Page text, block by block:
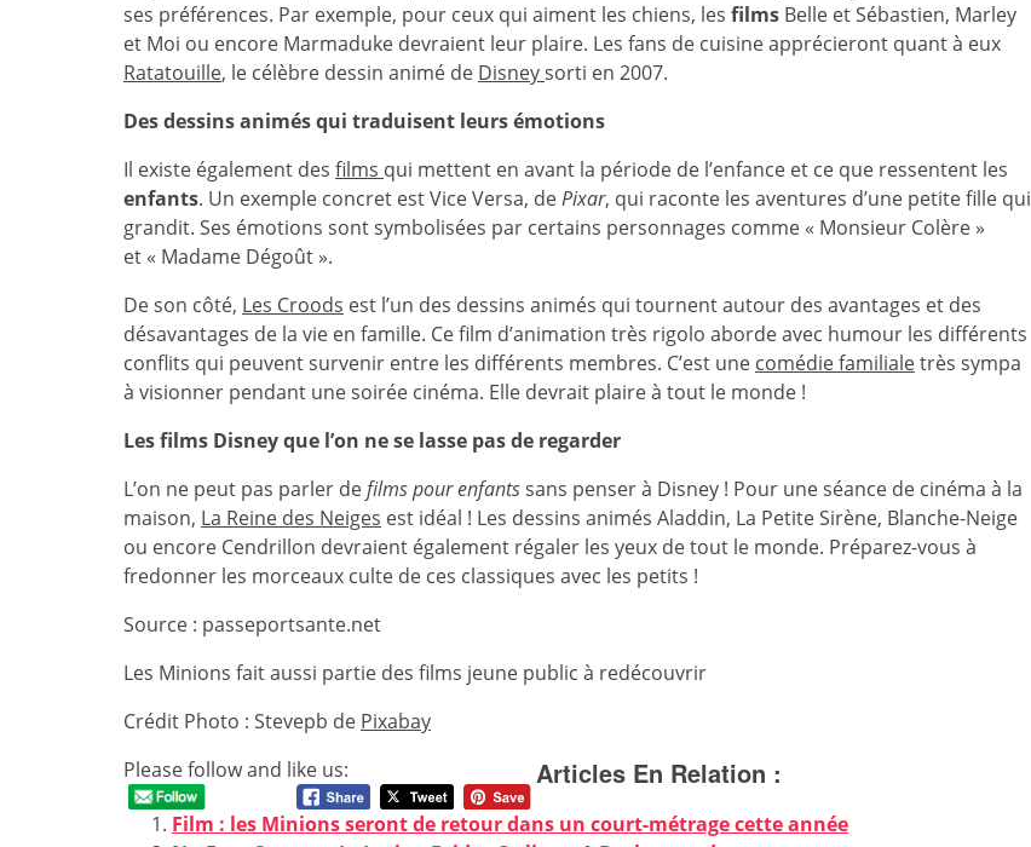
ses préférences. Par exemple, pour ceux qui aiment les chiens, les films Belle et Sébastien, Marley
et Moi ou encore Marmaduke devraient leur plaire. Les fans de cuisine apprécieront quant à eux
Ratatouille, le célèbre dessin animé de Disneysorti en 2007.
Des dessins animés qui traduisent leurs émotions
Il existe également des films qui mettent en avant la période de l’enfance et ce que ressentent les
enfants. Un exemple concret est Vice Versa, dePixar, qui raconte les aventures d’une petite fille qui
grandit. Ses émotions sont symbolisées par certains personnages comme « Monsieur Colère »
et « Madame Dégoût ».
De son côté, Les Croods est l’un des dessins animés qui tournent autour des avantages et des
désavantages de la vie en famille. Ce film d’animation très rigolo aborde avec humour les différents
conflits qui peuvent survenir entre les différents membres. C’est une comédie familialetrès sympa
à visionner pendant une soirée cinéma. Elle devrait plaire à tout le monde !
Les films Disney que l’on ne se lasse pas de regarder
L’on ne peut pas parler defilms pour enfantssans penser à Disney ! Pour une séance de cinéma à la
maison, La Reine des Neiges est idéal ! Les dessins animés Aladdin, La Petite Sirène, Blanche-Neige
ou encore Cendrillon devraient également régaler les yeux de tout le monde. Préparez-vous à
fredonner les morceaux culte de ces classiques avec les petits !
Source : passeportsante.net
Les Minions fait aussi partie des films jeune public à redécouvrir
Crédit Photo : Stevepb de Pixabay
Please follow and like us:
Articles En Relation :
Film : les Minions seront de retour dans un court-métrage cette année